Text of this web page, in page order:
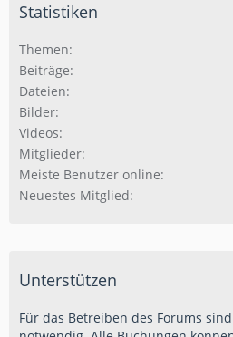
Statistiken
Themen
Beiträge
Dateien
Bilder
Videos
Mitglieder
Meiste Benutzer online
Neuestes Mitglied
Unterstützen
Für das Betreiben des Forums